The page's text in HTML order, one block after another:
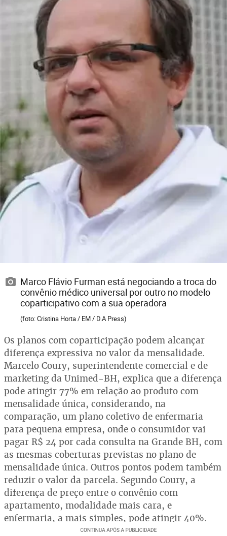
Marco Flávio Furman está negociando a troca do
convênio médico universal por outro no modelo
coparticipativo com a sua operadora
(foto: Cristina Horta / EM / D.A Press)
Os planos com coparticipação podem alcançar
diferença expressiva no valor da mensalidade.
Marcelo Coury, superintendente comercial e de
marketing da Unimed-BH, explica que a diferença
pode atingir 77% em relação ao produto com
mensalidade única, considerando, na
comparação, um plano coletivo de enfermaria
para pequena empresa, onde o consumidor vai
pagar R$ 24 por cada consulta na Grande BH, com
as mesmas coberturas previstas no plano de
mensalidade única. Outros pontos podem também
reduzir o valor da parcela. Segundo Coury, a
diferença de preço entre o convênio com
apartamento, modalidade mais cara, e
enfermaria, a mais simples, pode atingir 40%.